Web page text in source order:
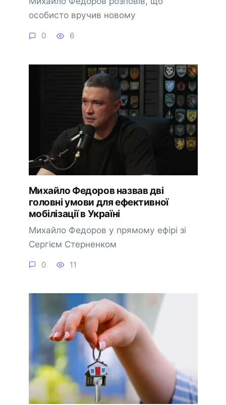
особисто вручив новому
0 6
Михайло Федоров назвав дві
головні умови для ефективної
мобілізації в Україні
Михайло Федоров у прямому ефірі зі
Сергієм Стерненком
0 11